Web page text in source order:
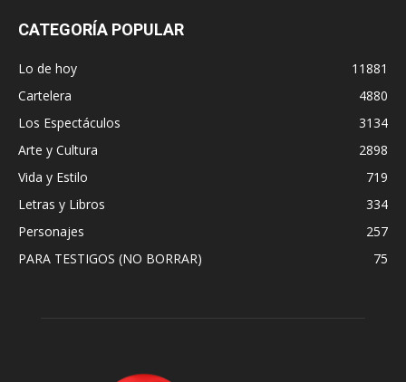
CATEGORÍA POPULAR
Lo de hoy
11881
Cartelera
4880
Los Espectáculos
3134
Arte y Cultura
2898
Vida y Estilo
719
Letras y Libros
334
Personajes
257
PARA TESTIGOS (NO BORRAR)
75